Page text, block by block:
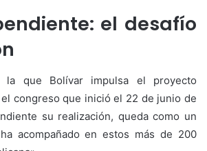
el desafío
que Bolívar impulsa el proyecto
congreso que inició el 22 de junio de
su realización, queda como un
acompañado en estos más de 200